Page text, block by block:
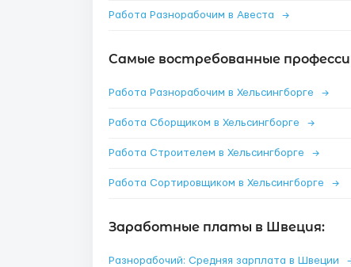
Работа Разнорабочим в Авеста →
Самые востребованные
Работа Разнорабочим в Хельсингборге →
Работа Сборщиком в Хельсингборге →
Работа Строителем в Хельсингборге →
Работа Сортировщиком в Хельсингборге →
Заработные платы в Швеция:
Разнорабочий: Средняя зарплата в Швеции